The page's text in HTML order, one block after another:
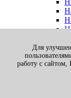
Для
работу с сайтом,